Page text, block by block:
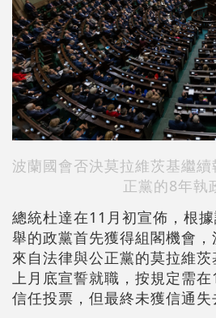
波蘭國會否決莫拉維茨基繼
正黨的8年執
總統杜達在11月初宣佈，根
舉的政黨首先獲得組閣機會
來自法律與公正黨的莫拉維
上月底宣誓就職，按規定需
信任投票，但最終未獲信通失